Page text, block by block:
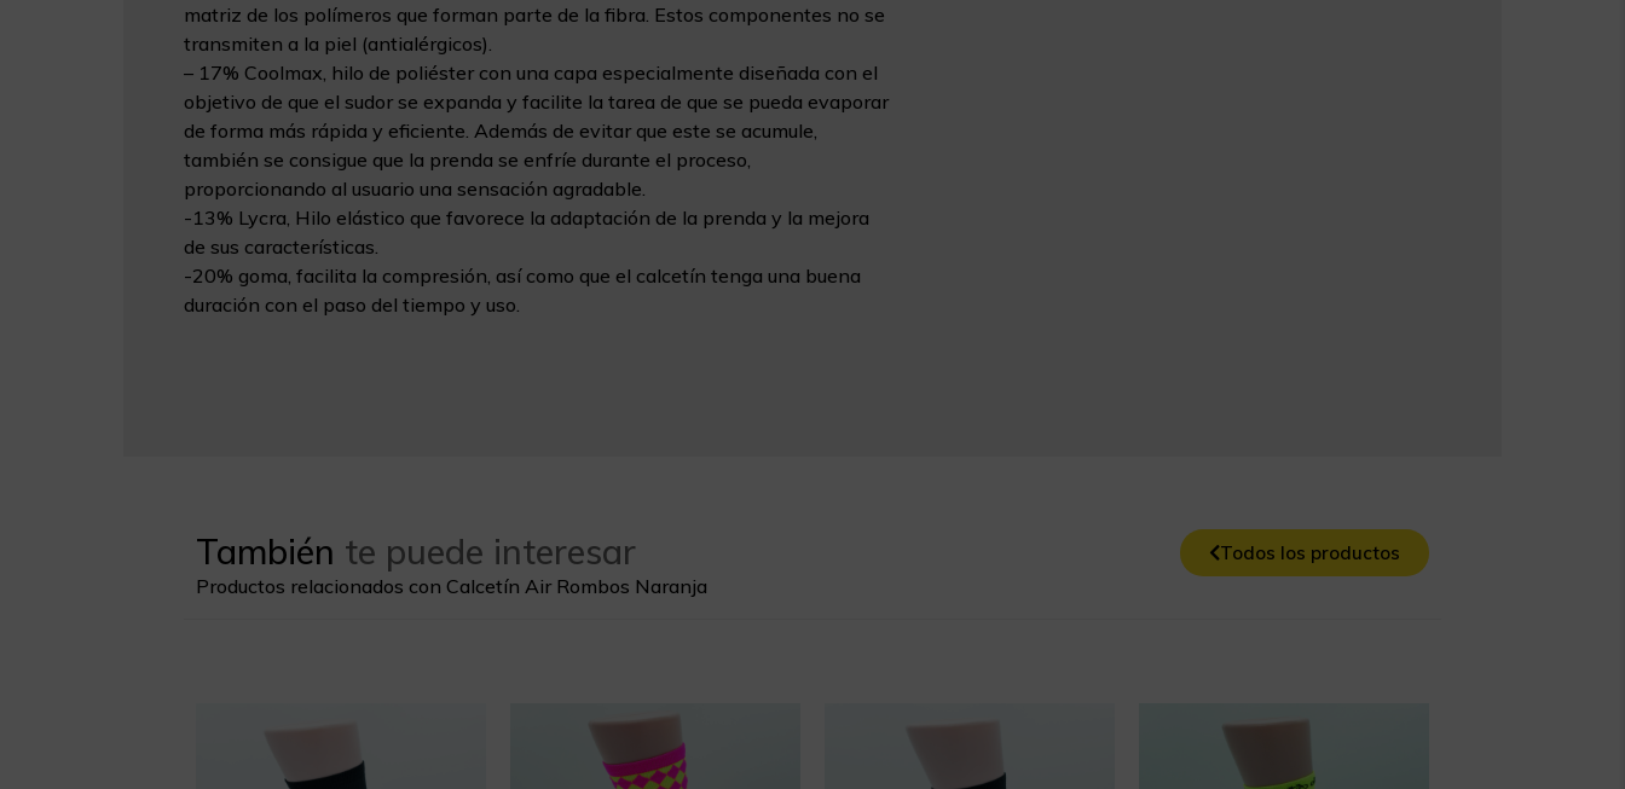
matriz de los polímeros que forman parte de la fibra. Estos componentes no se
transmiten a la piel (antialérgicos).
– 17% Coolmax, hilo de poliéster con una capa especialmente diseñada con el
objetivo de que el sudor se expanda y facilite la tarea de que se pueda evaporar
de forma más rápida y eficiente. Además de evitar que este se acumule,
también se consigue que la prenda se enfríe durante el proceso,
proporcionando al usuario una sensación agradable.
-13% Lycra, Hilo elástico que favorece la adaptación de la prenda y la mejora
de sus características.
-20% goma, facilita la compresión, así como que el calcetín tenga una buena
duración con el paso del tiempo y uso.
También te puede interesar
Productos relacionados con Calcetín Air Rombos Naranja
Todos los productos